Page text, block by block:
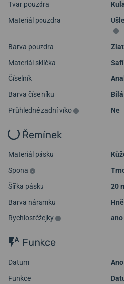
Tvar pouzdra
Materiál pouzdra
Barva pouzdra
Materiál sklíčka
Číselník
Barva číselníku
Bílá
Průhledné zadní víko
Ne
Řemínek
Materiál pásku
Spona
Šířka pásku
20
Barva náramku
Rychlostěžejky
ano
Funkce
Datum
Ano
Funkce